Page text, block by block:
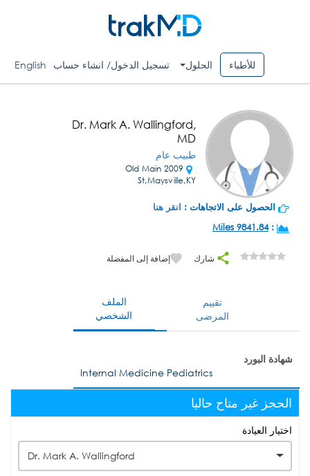
للأطباء الحلول تسجيل الدخول/ انشاء حساب English
Dr. Mark A. Wallingford,
MD
طبيب عام
2009 Old Main
St,Maysville,KY
الحصول على الاتجاهات : انقر هنا
:
9841.84 Miles
شارك إضافة إلى المفضلة
الملف
الشخصي
تقييم
المرضى
شهادة البورد
Internal Medicine Pediatrics
الحجز غير متاح حاليا
اختيار العيادة
Dr. Mark A. Wallingford